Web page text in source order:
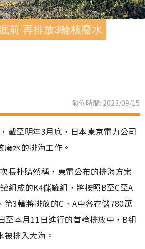
前 再排放3輪核廢水
發佈時間: 2023/09/15
截至明年3月底，日本東京電力公司
水的排海工作。
長朴購然稱，東電公布的排海方案
組成的K4儲罐組，將按照B至C至A
第3輪將排放的C、A中各存儲780萬
至本月11日進行的首輪排放中，B組
排入大海。